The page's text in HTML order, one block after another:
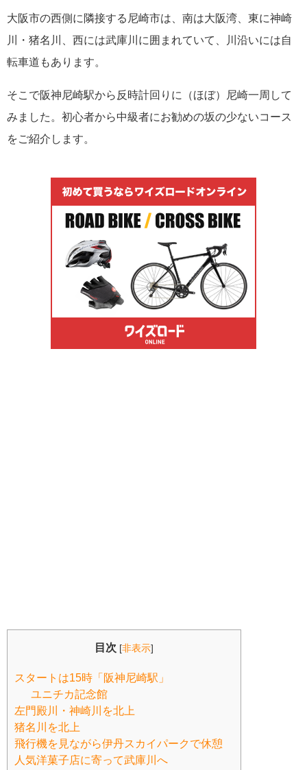
大阪市の西側に隣接する尼崎市は、南は大阪湾、東に神崎
川・猪名川、西には武庫川に囲まれていて、川沿いには自
転車道もあります。
そこで阪神尼崎駅から反時計回りに（ほぼ）尼崎一周して
みました。初心者から中級者にお勧めの坂の少ないコース
をご紹介します。
目次 [非表示]
スタートは15時「阪神尼崎駅」
ユニチカ記念館
左門殿川・神崎川を北上
猪名川を北上
飛行機を見ながら伊丹スカイパークで休憩
人気洋菓子店に寄って武庫川へ